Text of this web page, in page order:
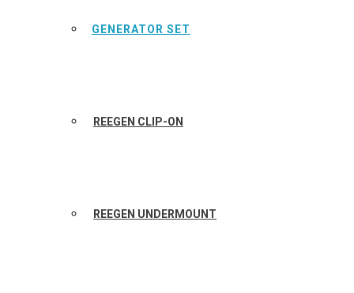
GENERATOR SET
REEGEN CLIP-ON
REEGEN UNDERMOUNT